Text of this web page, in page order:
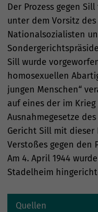
Der Prozess gegen
unter dem Vorsitz
Nationalsozialisten
Sill wurde
homosexuellen
jungen Menschen“
auf eines der im Krieg
Ausnahmegesetze
Gericht Sill mit dieser
Verstoßes gegen den
Am 4. April 1944
Stadelheim
Quellen